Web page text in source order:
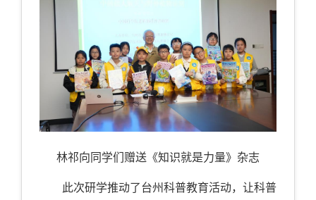
林祁向同学们赠送《知识就是力量》杂志
此次研学推动了台州科普教育活动，让科普